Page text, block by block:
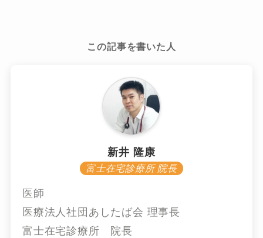
この記事を書いた人
新井 隆康
富士在宅診療所 院長
医師
医療法人社団あしたば会 理事長
富士在宅診療所 院長